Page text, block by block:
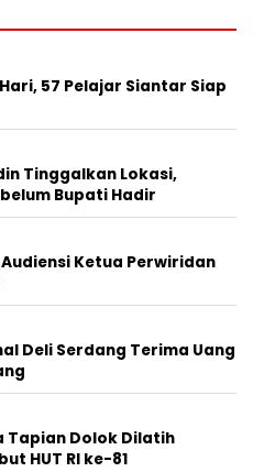
57 Pelajar Siantar Siap
Tinggalkan Lokasi,
Bupati Hadir
Ketua Perwiridan
Deli Serdang Terima Uang
Tapian Dolok Dilatih
HUT RI ke-81